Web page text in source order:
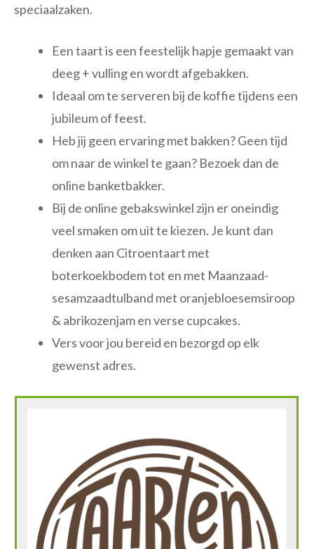
speciaalzaken.
Een taart is een feestelijk hapje gemaakt van
deeg + vulling en wordt afgebakken.
Ideaal om te serveren bij de koffie tijdens een
jubileum of feest.
Heb jij geen ervaring met bakken? Geen tijd
om naar de winkel te gaan? Bezoek dan de
online banketbakker.
Bij de online gebakswinkel zijn er oneindig
veel smaken om uit te kiezen. Je kunt dan
denken aan Citroentaart met
boterkoekbodem tot en met Maanzaad-
sesamzaadtulband met oranjebloesemsiroop
& abrikozenjam en verse cupcakes.
Vers voor jou bereid en bezorgd op elk
gewenst adres.